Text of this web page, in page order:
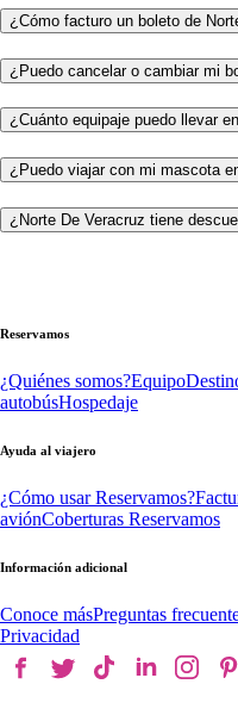
¿Cómo facturo un boleto de
¿Puedo cancelar o cambiar mi
¿Cuánto equipaje puedo llevar
¿Puedo viajar con mi mascota
¿Norte De Veracruz tiene
Reservamos
¿Quiénes somos?Equipo
autobúsHospedaje
Ayuda al viajero
¿Cómo usar Reservamos?
aviónCoberturas Reservamos
Información adicional
Conoce másPreguntas
Privacidad